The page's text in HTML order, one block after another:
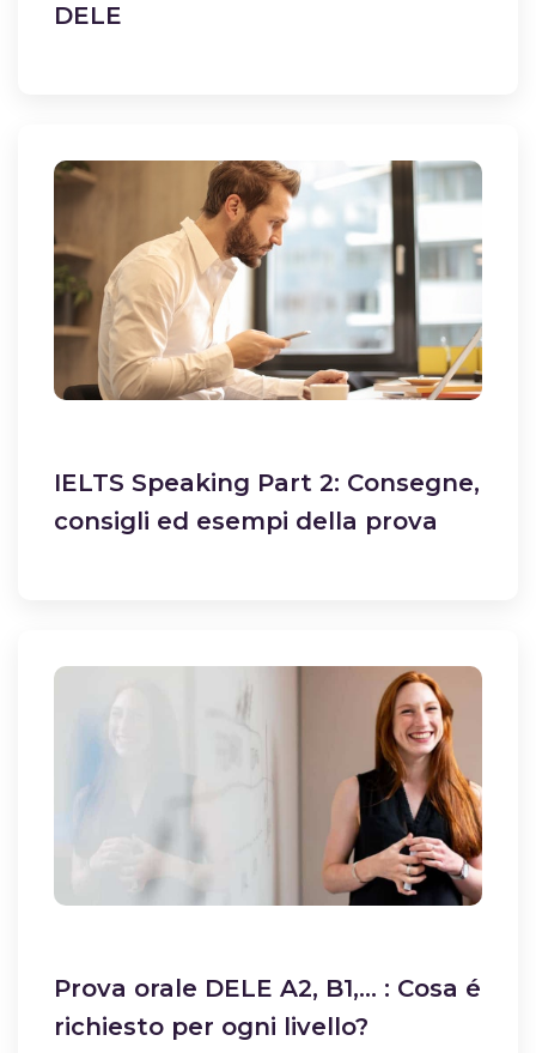
DELE
IELTS Speaking Part 2: Consegne,
consigli ed esempi della prova
Prova orale DELE A2, B1,… : Cosa é
richiesto per ogni livello?